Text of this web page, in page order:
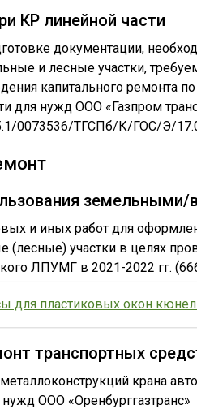
КР линейной части
документации,
и лесные участки,
капитального ремонта по
для нужд ООО «Газпром
0073536/ТГСПб/К/ГОС/Э/
и иных работ для
(лесные) участки в целях
ЛПУМГ в 2021-2022 гг.
для пластиковых окон
транспортных
крана
ООО «Оренбурггазтранс»